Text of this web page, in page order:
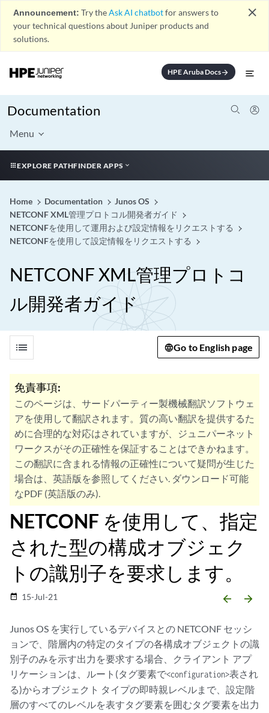
Announcement: Try theAsk AI chatbotfor answers to
your technical questions about Juniper products and
solutions.
close
HPE Aruba Docsarrow_forward
Documentation
Menu
EXPLORE PATHFINDER APPS
Home Documentation
Junos OS
NETCONF XML管理プロトコル開発者ガイド
NETCONFを使用して運用および設定情報をリクエストする
NETCONFを使用して設定情報をリクエストする
NETCONF XML管理プロトコ
ル開発者ガイド
list Go to English page
免責事項:
このページは、サードパーティー製機械翻訳ソフトウェ
アを使用して翻訳されます。質の高い翻訳を提供するた
めに合理的な対応はされていますが、ジュニパーネット
ワークスがその正確性を保証することはできかねます。
この翻訳に含まれる情報の正確性について疑問が生じた
場合は、英語版を参照してください. ダウンロード可能
なPDF (英語版のみ).
NETCONF を使用して、指定
された型の構成オブジェク
トの識別子を要求します。
date_range 15-Jul-21 arrow_backward arrow_forward
Junos OS を実行しているデバイスとの NETCONF セッシ
ョンで、階層内の特定のタイプの各構成オブジェクトの識
別子のみを示す出力を要求する場合、クライアント アプ
リケーションは、ルート(タグ要素で<configuration>表され
る)からオブジェクト タイプの即時親レベルまで、設定階
層のすべてのレベルを表すタグ要素を囲むタグ要素を出力